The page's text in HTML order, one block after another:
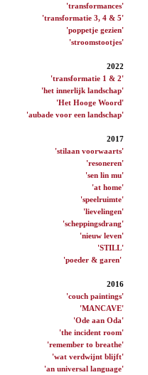
'transformances'
'transformatie 3, 4 & 5'
'poppetje gezien'
'stroomstootjes'
2022
'transformatie 1 & 2'
'het innerlijk landschap'
'Het Hooge Woord'
'aubade voor een landschap'
2017
'stilaan voorwaarts'
'resoneren'
'sen lin mu'
'at home'
'speelruimte'
'lievelingen'
'scheppingsdrang'
'nieuw leven'
'STILL'
'poeder & garen'
2016
'couch paintings'
'MANCAVE'
'Ode aan Oda'
'the incident room'
'remember to breathe'
'wat verdwijnt blijft'
'an universal language'